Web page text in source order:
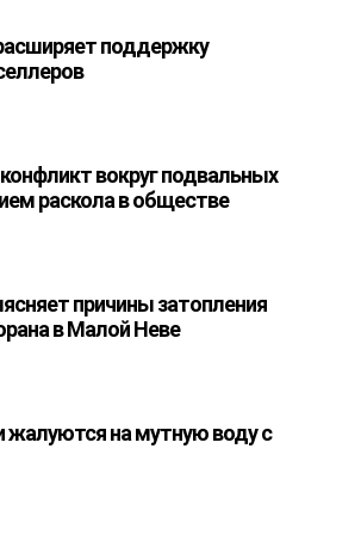
поддержку
вокруг подвальных
раскола в обществе
причины затопления
в Малой Неве
на мутную воду с